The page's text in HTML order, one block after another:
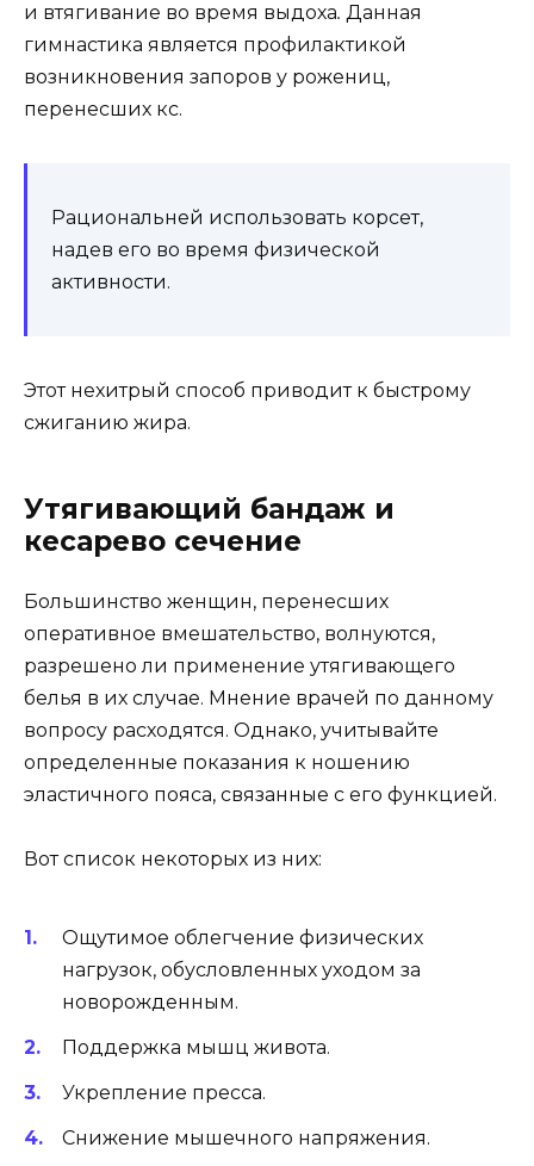
и втягивание во время выдоха. Данная
гимнастика является профилактикой
возникновения запоров у рожениц,
перенесших кс.
Рациональней использовать корсет,
надев его во время физической
активности.
Этот нехитрый способ приводит к быстрому
сжиганию жира.
Утягивающий бандаж и
кесарево сечение
Большинство женщин, перенесших
оперативное вмешательство, волнуются,
разрешено ли применение утягивающего
белья в их случае. Мнение врачей по данному
вопросу расходятся. Однако, учитывайте
определенные показания к ношению
эластичного пояса, связанные с его функцией.
Вот список некоторых из них:
Ощутимое облегчение физических
нагрузок, обусловленных уходом за
новорожденным.
Поддержка мышц живота.
Укрепление пресса.
Снижение мышечного напряжения.